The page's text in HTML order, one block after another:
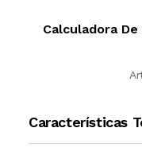
Calculadora
Características